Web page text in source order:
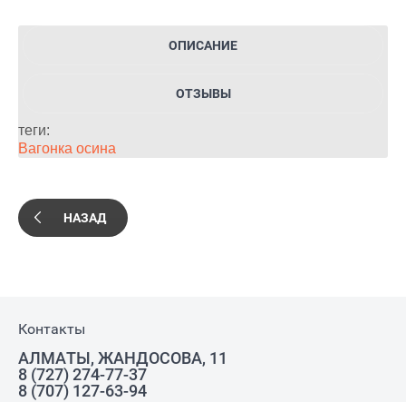
ОПИСАНИЕ
ОТЗЫВЫ
теги:
Вагонка осина
НАЗАД
Контакты
АЛМАТЫ, ЖАНДОСОВА, 11
8 (727) 274-77-37
8 (707) 127-63-94